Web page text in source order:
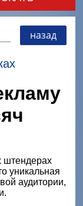
назад
штендерах
уникальная
аудитории,